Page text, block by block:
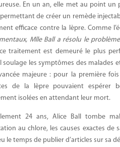
En un an, elle met au point un
de créer un remède
efficace contre la lèpre. Comme
Mlle Ball a résolu le
traitement est demeuré le plus
soulage les symptômes des
majeure : pour la première
de la lèpre pouvaient espérer
isolées en attendant leur mort.
24 ans, Alice Ball tombe
au chlore, les causes exactes de
le temps de publier d’articles sur sa